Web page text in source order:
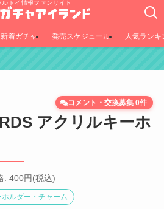
ルトイ情報ファンサイト
新着ガチャ 発売スケジュール 人気ランキ
アクリルキーホ
コメント・交換募集 0件
: 400円(税込)
ホルダー・チャーム